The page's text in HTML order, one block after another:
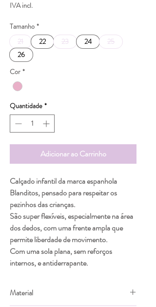
IVA incl.
Tamanho *
21
22 23 24
25
26
Cor *
Quantidade *
Adicionar ao Carrinho
Calçado infantil da marca espanhola
Blanditos, pensado para respeitar os
pezinhos das crianças.
São super flexíveis, especialmente na área
dos dedos, com uma frente ampla que
permite liberdade de movimento.
Com uma sola plana, sem reforços
internos, e antiderrapante.
Material